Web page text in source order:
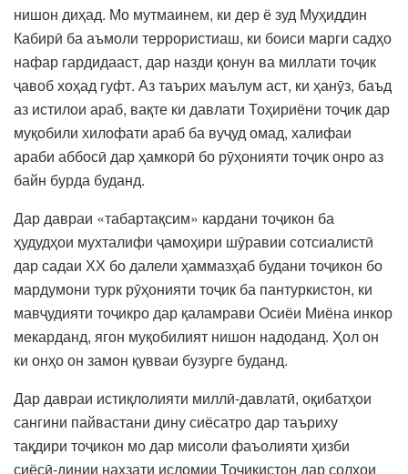
нишон диҳад. Мо мутмаинем, ки дер ё зуд Муҳиддин
Кабирӣ ба аъмоли террористиаш, ки боиси марги садҳо
нафар гардидааст, дар назди қонун ва миллати тоҷик
ҷавоб хоҳад гуфт. Аз таърих маълум аст, ки ҳанӯз, баъд
аз истилои араб, вақте ки давлати Тоҳириёни тоҷик дар
муқобили хилофати араб ба вуҷуд омад, халифаи
араби аббосӣ дар ҳамкорӣ бо рӯҳонияти тоҷик онро аз
байн бурда буданд.
Дар давраи «табартақсим» кардани тоҷикон ба
ҳудудҳои мухталифи ҷамоҳири шӯравии сотсиалистӣ
дар садаи ХХ бо далели ҳаммазҳаб будани тоҷикон бо
мардумони турк рӯҳонияти тоҷик ба пантуркистон, ки
мавҷудияти тоҷикро дар қаламрави Осиёи Миёна инкор
мекарданд, ягон муқобилият нишон надоданд. Ҳол он
ки онҳо он замон қувваи бузурге буданд.
Дар давраи истиқлолияти миллӣ-давлатӣ, оқибатҳои
сангини пайвастани дину сиёсатро дар таъриху
тақдири тоҷикон мо дар мисоли фаъолияти ҳизби
сиёсӣ-динии наҳзати исломии Тоҷикистон дар солҳои